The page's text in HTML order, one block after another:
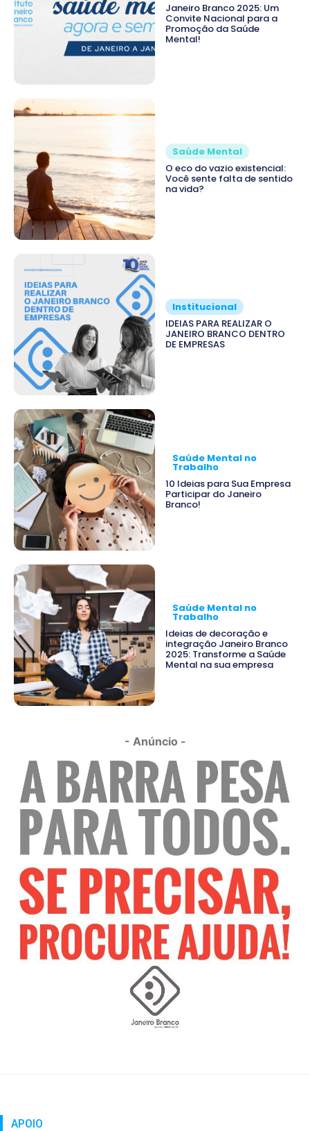
Janeiro Branco 2025: Um
Convite Nacional para a
Promoção da Saúde
Mental!
Saúde Mental
O eco do vazio existencial:
Você sente falta de sentido
na vida?
Institucional
IDEIAS PARA REALIZAR O
JANEIRO BRANCO DENTRO
DE EMPRESAS
Saúde Mental no
Trabalho
10 Ideias para Sua Empresa
Participar do Janeiro
Branco!
Saúde Mental no
Trabalho
Ideias de decoração e
integração Janeiro Branco
2025: Transforme a Saúde
Mental na sua empresa
- Anúncio -
APOIO